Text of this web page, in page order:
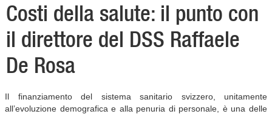
Costi della salute: il punto con
il direttore del DSS Raffaele
De Rosa
Il finanziamento del sistema sanitario svizzero, unitamente
all’evoluzione demografica e alla penuria di personale, è una delle